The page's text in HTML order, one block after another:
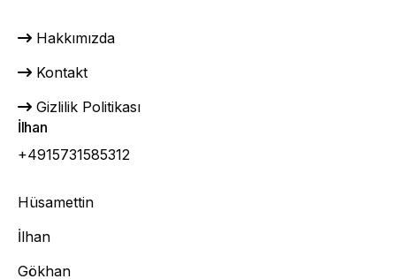
Hakkımızda
Kontakt
Gizlilik Politikası
İlhan
+4915731585312
Hüsamettin
İlhan
Gökhan